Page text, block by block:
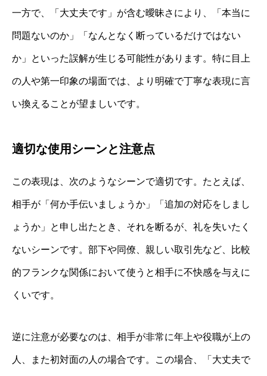
一方で、「大丈夫です」が含む曖昧さにより、「本当に
問題ないのか」「なんとなく断っているだけではない
か」といった誤解が生じる可能性があります。特に目上
の人や第一印象の場面では、より明確で丁寧な表現に言
い換えることが望ましいです。
適切な使用シーンと注意点
この表現は、次のようなシーンで適切です。たとえば、
相手が「何か手伝いましょうか」「追加の対応をしまし
ょうか」と申し出たとき、それを断るが、礼を失いたく
ないシーンです。部下や同僚、親しい取引先など、比較
的フランクな関係において使うと相手に不快感を与えに
くいです。
逆に注意が必要なのは、相手が非常に年上や役職が上の
人、また初対面の人の場合です。この場合、「大丈夫で